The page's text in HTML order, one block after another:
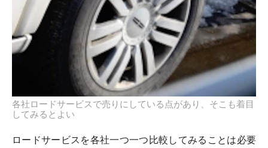
各社ロードサービスで売りにしている点があり、そこも着目
してみるとよい
ロードサービスを各社一つ一つ比較してみることは必要